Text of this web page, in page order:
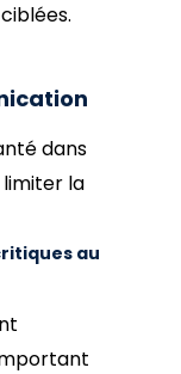
dans
limiter la
au